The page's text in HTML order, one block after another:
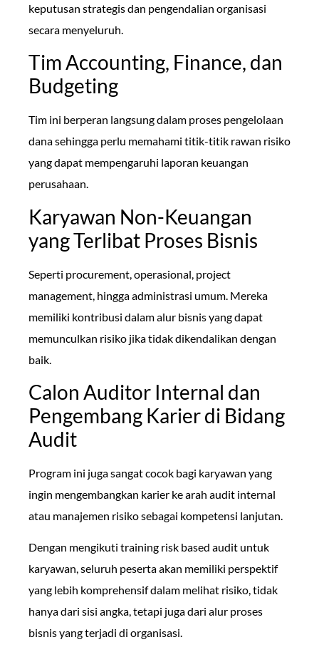
keputusan strategis dan pengendalian organisasi
secara menyeluruh.
Tim Accounting, Finance, dan
Budgeting
Tim ini berperan langsung dalam proses pengelolaan
dana sehingga perlu memahami titik-titik rawan risiko
yang dapat mempengaruhi laporan keuangan
perusahaan.
Karyawan Non-Keuangan
yang Terlibat Proses Bisnis
Seperti procurement, operasional, project
management, hingga administrasi umum. Mereka
memiliki kontribusi dalam alur bisnis yang dapat
memunculkan risiko jika tidak dikendalikan dengan
baik.
Calon Auditor Internal dan
Pengembang Karier di Bidang
Audit
Program ini juga sangat cocok bagi karyawan yang
ingin mengembangkan karier ke arah audit internal
atau manajemen risiko sebagai kompetensi lanjutan.
Dengan mengikuti training risk based audit untuk
karyawan, seluruh peserta akan memiliki perspektif
yang lebih komprehensif dalam melihat risiko, tidak
hanya dari sisi angka, tetapi juga dari alur proses
bisnis yang terjadi di organisasi.